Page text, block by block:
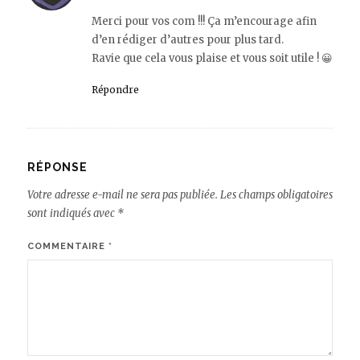
Merci pour vos com !!! Ça m’encourage afin
d’en rédiger d’autres pour plus tard.
Ravie que cela vous plaise et vous soit utile ! 😀
Répondre
RÉPONSE
Votre adresse e-mail ne sera pas publiée. Les champs obligatoires
sont indiqués avec *
COMMENTAIRE *